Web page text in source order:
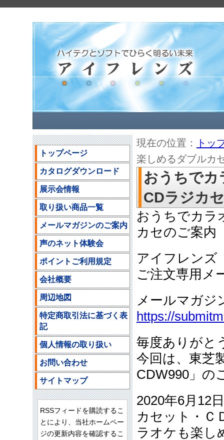
現在の位置：
トッ
楽しめるダブルカ
おうちでカ
CDラジカ
おうちでカラ
カセのご案内
アイフレン
ご注文専用
メールマガジ
https://
毎度ありがと
今回は、東芝
CDW990」の
2020年6月12
カセット・Ｃ
ラオケも楽し
トップページ
カタログダウンロード
展示会情報
取り扱い商品一覧
メールマガジンのご案内
声のネット体験会
ポイントご利用規定
会社概要
周辺地図
特定商取引法に基づく表
記
個人情報の取り扱い
お問い合わせ
サイトマップ
RSSフィードを購読するこ
とにより、当社ホームペー
ジの更新内容を確認するこ